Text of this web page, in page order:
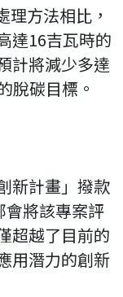
理方法相比，
達16吉瓦時的
計將減少多達
脫碳目標。
新計畫」撥款
會將該專案評
超越了目前的
用潛力的創新